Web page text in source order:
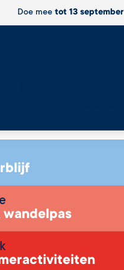
Doe mee tot 13 september
wandelpas